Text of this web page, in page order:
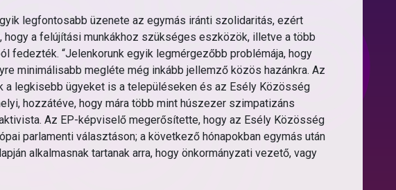
legfontosabb üzenete az egymás iránti szolidaritás, ezért
hogy a felújítási munkákhoz szükséges eszközök, illetve a több
“Jelenkorunk egyik legmérgezőbb problémája, hogy
minimálisabb megléte még inkább jellemző közös hazánkra. Az
a legkisebb ügyeket is a településeken és az Esély Közösség
hozzátéve, hogy mára több mint húszezer szimpatizáns
Az EP-képviselő megerősítette, hogy az Esély Közösség
parlamenti választáson; a következő hónapokban egymás után
alkalmasnak tartanak arra, hogy önkormányzati vezető, vagy